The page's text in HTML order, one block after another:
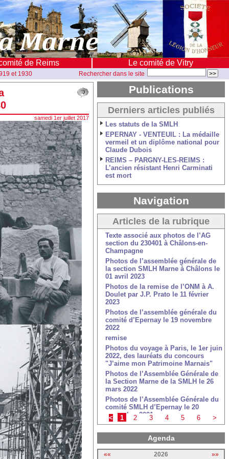
de Reims Le comité de Vitry
Rechercher dans le site
et 1930
samedi 1er juillet 2017
Publications
Derniers articles publiés
Les statuts de la SMLH
EPERNAY - VENTEUIL : La médaille
vermeil et un diplôme national pour
Claude Dubois
REIMS – PARGNY-LES-REIMS :
L’ancien résistant Henri Carminati
est mort
Navigation
Articles de la rubrique
Texte associé aux photos de l’AG
section du 230401 à Châlons-en-
Champagne
Photos de l’assemblée générale de
la section SMLH Marne à Châlons le
01 avril 2023
Photos de la remise de l’ONM à A.
Doulet par J.P. Prato le 11 février
2023
Photos de l’assemblée générale du
comité d’Epernay le 19 novembre
2022
remise
Photos du voyage à Paris, le 1er juin
2022, des lauréats du concours
"J’aime mon Patrimoine Marnais"
Photos de l’Assemblée Générale de
la Section Marne de la SMLH le 26
mars 2022
Photos de l’Assemblée Générale du
comité SMLH d’Epernay le 20
novembre 2021
Photos de l’exposition de la Légion
d’Honneur du 11 au 18 novembre
2021 à Vitry-le-François
Photos de la cérémonie de remise
< 1 2 3 4 5 6 >
Agenda
«« 2026
»»